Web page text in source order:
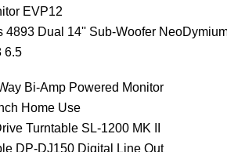
EVP12
4893 Dual 14'' Sub-Woofer
6.5
Bi-Amp Powered Monitor
Home Use
Turntable SL-1200 MK II
DP-DJ150 Digital Line Out